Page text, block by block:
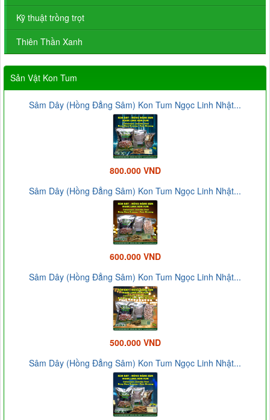
Kỹ thuật trồng trọt
Thiên Thần Xanh
Sản Vật Kon Tum
Sâm Dây (Hồng Đẳng Sâm) Kon Tum Ngọc Linh Nhật...
800.000 VND
Sâm Dây (Hồng Đẳng Sâm) Kon Tum Ngọc Linh Nhật...
600.000 VND
Sâm Dây (Hồng Đẳng Sâm) Kon Tum Ngọc Linh Nhật...
500.000 VND
Sâm Dây (Hồng Đẳng Sâm) Kon Tum Ngọc Linh Nhật...